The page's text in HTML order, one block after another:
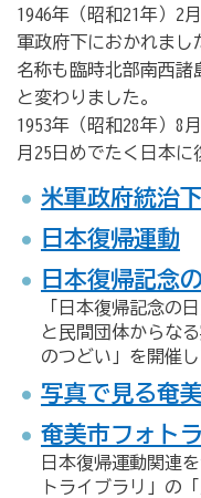
1946年（昭和21年）2
軍政府下におかれまし
名称も臨時北部南西諸
と変わりました。
1953年（昭和28年）8
月25日めでたく日本に
米軍政府統治
日本復帰運動
日本復帰記念
「日本復帰記念の
と民間団体からな
のつどい」を開催し
写真で見る奄
奄美市フォト
日本復帰運動関連
トライブラリ」の